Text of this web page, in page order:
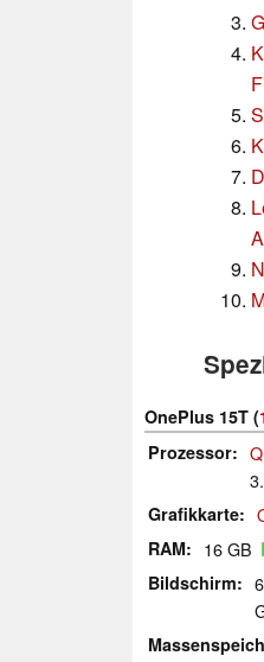
OnePlus 15T (
Prozessor
Grafikkarte
RAM 16 GB
Bildschirm